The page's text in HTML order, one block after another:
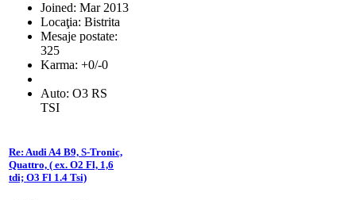
Joined: Mar 2013
Locaţia: Bistrita
Mesaje postate:
325
Karma: +0/-0
Auto: O3 RS
TSI
Re: Audi A4 B9, S-Tronic,
Quattro, ( ex. O2 Fl, 1,6
tdi; O3 Fl 1.4 Tsi)